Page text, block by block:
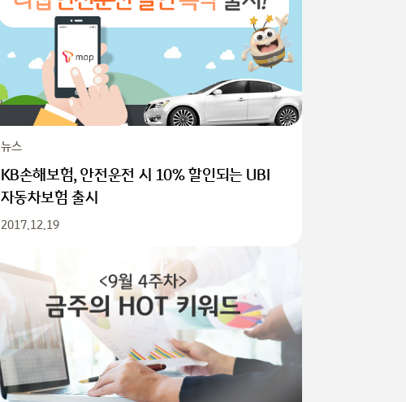
뉴스
KB손해보험, 안전운전 시 10% 할인되는 UBI
자동차보험 출시
2017.12.19